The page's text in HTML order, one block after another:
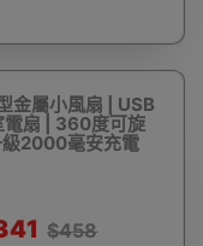
金屬小風扇 | USB
電扇 | 360度可旋
2000毫安充電
$458